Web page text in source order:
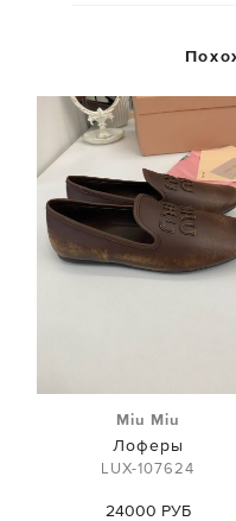
Miu Miu
Лоферы
LUX-107624
24000 РУБ